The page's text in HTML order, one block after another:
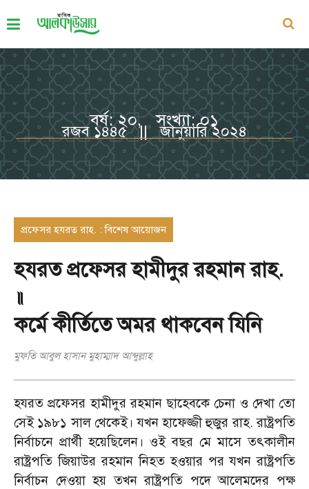
বর্ষ: ২০, সংখ্যা: ০১
রজব ১৪৪৫ || জানুয়ারি ২০২৪
প্রফেসর হযরত রাহ. : বিশেষ আয়োজন
হযরত প্রফেসর হামীদুর রহমান রাহ.
॥
কর্মে কীর্তিতে অমর থাকবেন যিনি
মুফতি আবুল হাসান মুহাম্মাদ আব্দুল্লাহ
হযরত প্রফেসর হামীদুর রহমান ছাহেবকে চেনা ও দেখা তো
সেই ১৯৮১ সাল থেকেই। যখন হাফেজ্জী হুজুর রাহ. রাষ্ট্রপতি
নির্বাচনে প্রার্থী হয়েছিলেন। ওই বছর মে মাসে তৎকালীন
রাষ্ট্রপতি জিয়াউর রহমান নিহত হওয়ার পর যখন রাষ্ট্রপতি
নির্বাচন দেওয়া হয় তখন রাষ্ট্রপতি পদে আলেমদের পক্ষ